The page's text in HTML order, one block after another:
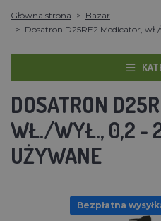
Główna strona
Bazar
Dosatron D25RE2 Medicator,
DOSATRON
WŁ./WYŁ., 0,2 -
UŻYWANE
Bezpłatna